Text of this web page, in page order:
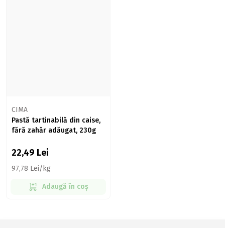
CIMA
Pastă tartinabilă din caise,
fără zahăr adăugat, 230g
22,49 Lei
97,78 Lei/kg
Adaugă în coș